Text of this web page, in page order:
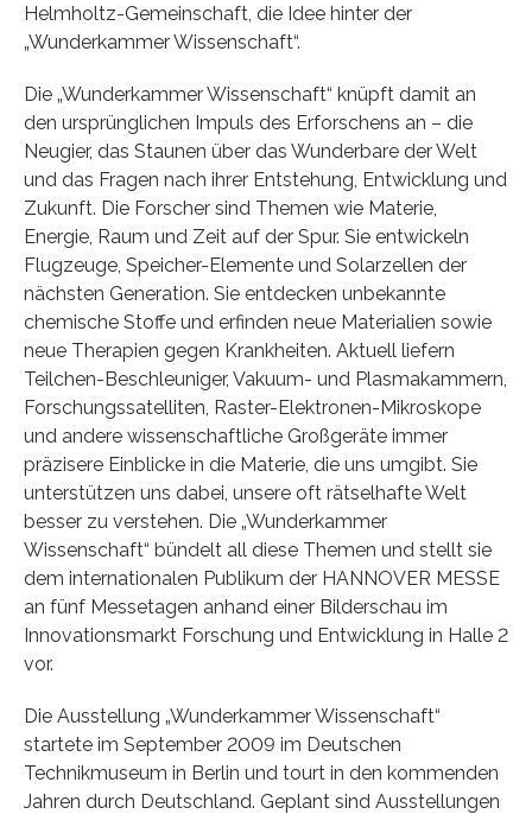
Helmholtz-Gemeinschaft, die Idee hinter der
„Wunderkammer Wissenschaft“.
Die „Wunderkammer Wissenschaft“ knüpft damit an
den ursprünglichen Impuls des Erforschens an – die
Neugier, das Staunen über das Wunderbare der Welt
und das Fragen nach ihrer Entstehung, Entwicklung und
Zukunft. Die Forscher sind Themen wie Materie,
Energie, Raum und Zeit auf der Spur. Sie entwickeln
Flugzeuge, Speicher-Elemente und Solarzellen der
nächsten Generation. Sie entdecken unbekannte
chemische Stoffe und erfinden neue Materialien sowie
neue Therapien gegen Krankheiten. Aktuell liefern
Teilchen-Beschleuniger, Vakuum- und Plasmakammern,
Forschungssatelliten, Raster-Elektronen-Mikroskope
und andere wissenschaftliche Großgeräte immer
präzisere Einblicke in die Materie, die uns umgibt. Sie
unterstützen uns dabei, unsere oft rätselhafte Welt
besser zu verstehen. Die „Wunderkammer
Wissenschaft“ bündelt all diese Themen und stellt sie
dem internationalen Publikum der HANNOVER MESSE
an fünf Messetagen anhand einer Bilderschau im
Innovationsmarkt Forschung und Entwicklung in Halle 2
vor.
Die Ausstellung „Wunderkammer Wissenschaft“
startete im September 2009 im Deutschen
Technikmuseum in Berlin und tourt in den kommenden
Jahren durch Deutschland. Geplant sind Ausstellungen